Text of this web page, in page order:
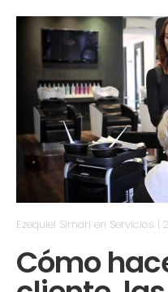
Ezequiel Simari en Servicios |
Cómo